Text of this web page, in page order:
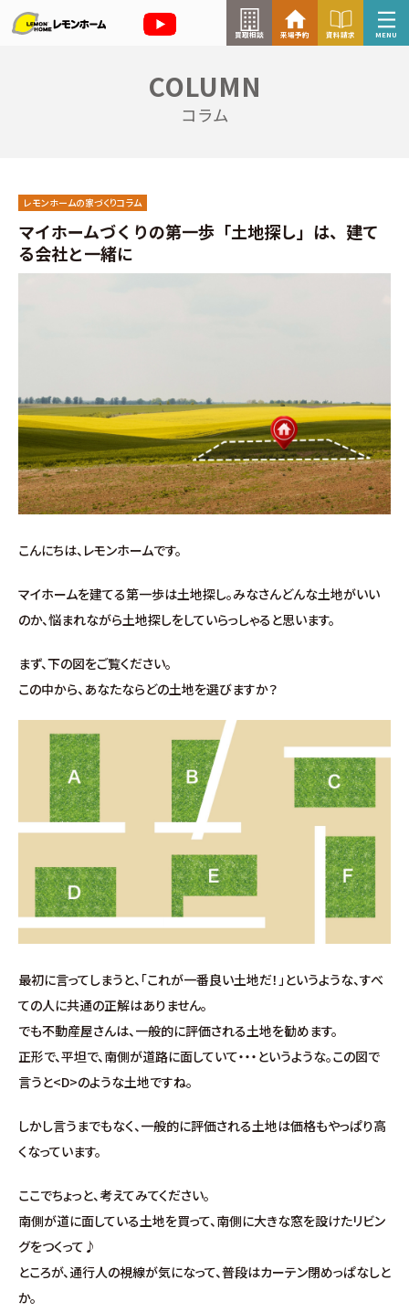
買取相談 来場予約 資料請求 MENU
来場予約はこちら
資料請求はこちら
イベント情報
施工事例
お客様の声
∟はじめての方へ
∟性能 / 耐震・制震性能
∟保証・アフターフォロー
∟家づくりの流れ
∟自由設計・高性能住宅『AUCA』
∟自由設計・高断熱仕様住宅『MODERATE』
∟規格型・高性能住宅『Waffle』
宿泊型モデルハウス
∟宿泊体験予約
∟ご宿泊体験者フォト
分譲情報
COLUMN
コラム
レモンホームの家づくりコラム
マイホームづくりの第一歩「土地探し」は、建て
る会社と一緒に
こんにちは、レモンホームです。
マイホームを建てる第一歩は土地探し。みなさんどんな土地がいい
のか、悩まれながら土地探しをしていらっしゃると思います。
まず、下の図をご覧ください。
この中から、あなたならどの土地を選びますか？
最初に言ってしまうと、「これが一番良い土地だ！」というような、すべ
ての人に共通の正解はありません。
でも不動産屋さんは、一般的に評価される土地を勧めます。
正形で、平坦で、南側が道路に面していて・・・というような。この図で
言うと<D>のような土地ですね。
しかし言うまでもなく、一般的に評価される土地は価格もやっぱり高
くなっています。
ここでちょっと、考えてみてください。
南側が道に面している土地を買って、南側に大きな窓を設けたリビン
グをつくって♪
ところが、通行人の視線が気になって、普段はカーテン閉めっぱなしと
か。